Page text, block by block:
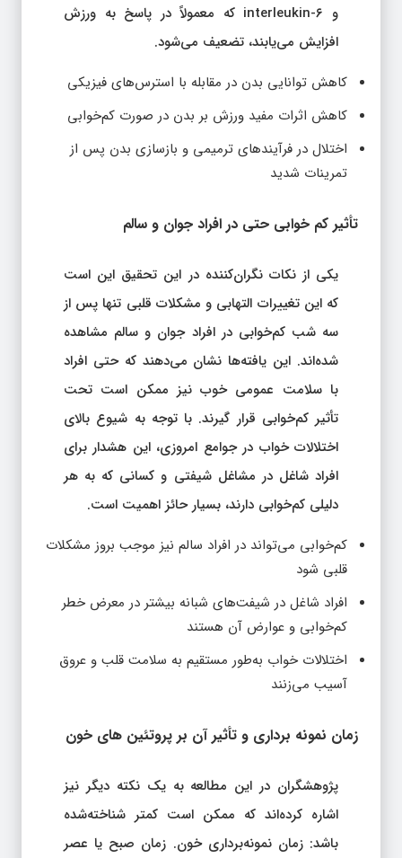
و interleukin-۶ که معمولاً در پاسخ به ورزش
افزایش می‌یابند، تضعیف می‌شود.
کاهش توانایی بدن در مقابله با استرس‌های فیزیکی
کاهش اثرات مفید ورزش بر بدن در صورت کم‌خوابی
اختلال در فرآیندهای ترمیمی و بازسازی بدن پس از
تمرینات شدید
تأثیر کم‌ خوابی حتی در افراد جوان و سالم
یکی از نکات نگران‌کننده در این تحقیق این است
که این تغییرات التهابی و مشکلات قلبی تنها پس از
سه شب کم‌خوابی در افراد جوان و سالم مشاهده
شده‌اند. این یافته‌ها نشان می‌دهند که حتی افراد
با سلامت عمومی خوب نیز ممکن است تحت
تأثیر کم‌خوابی قرار گیرند. با توجه به شیوع بالای
اختلالات خواب در جوامع امروزی، این هشدار برای
افراد شاغل در مشاغل شیفتی و کسانی که به هر
دلیلی کم‌خوابی دارند، بسیار حائز اهمیت است.
کم‌خوابی می‌تواند در افراد سالم نیز موجب بروز مشکلات
قلبی شود
افراد شاغل در شیفت‌های شبانه بیشتر در معرض خطر
کم‌خوابی و عوارض آن هستند
اختلالات خواب به‌طور مستقیم به سلامت قلب و عروق
آسیب می‌زنند
زمان نمونه‌ برداری و تأثیر آن بر پروتئین‌ های خون
پژوهشگران در این مطالعه به یک نکته دیگر نیز
اشاره کرده‌اند که ممکن است کمتر شناخته‌شده
باشد: زمان نمونه‌برداری خون. زمان صبح یا عصر